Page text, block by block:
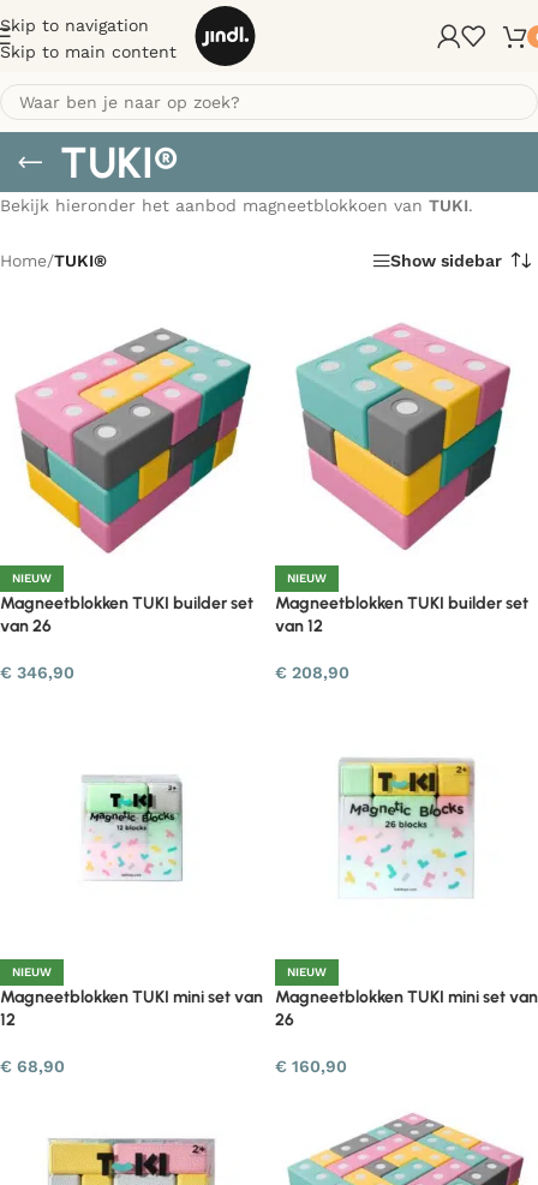
Skip to navigation
Skip to main content
TUKI®
Bekijk hieronder het aanbod magneetblokkoen van TUKI.
Home/TUKI® Show sidebar
NIEUW
Magneetblokken TUKI builder set
van 26
€ 346,90
NIEUW
Magneetblokken TUKI builder set
van 12
€ 208,90
NIEUW
Magneetblokken TUKI mini set van
12
€ 68,90
NIEUW
Magneetblokken TUKI mini set van
26
€ 160,90